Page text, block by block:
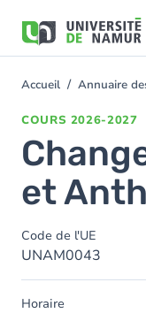
contenu
You
Accueil Annuaire
COURS 2026-2027
et
Code de l'UE
UNAM0043
Horaire